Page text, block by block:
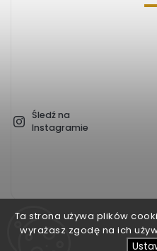
Ta strona używa plików
wyrażasz zgodę na ich
Śledź na
Instagramie